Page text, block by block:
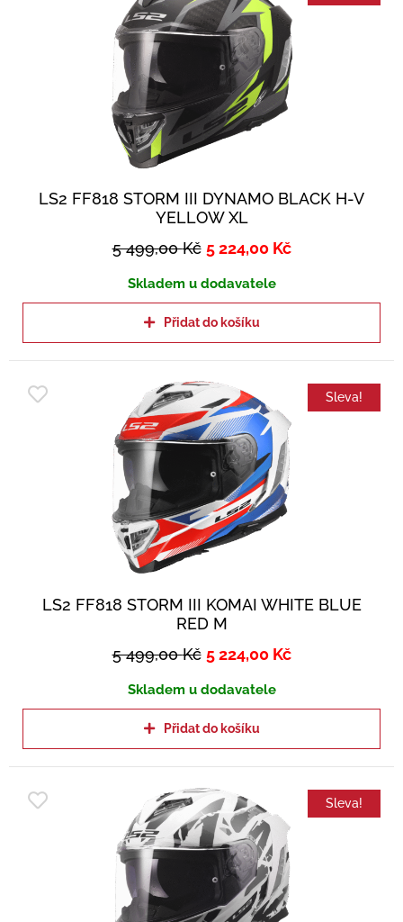
LS2 FF818 STORM III DYNAMO BLACK H-V
YELLOW XL
5 499,00Kč 5 224,00 Kč
Skladem u dodavatele
Přidat do košíku
Sleva!
LS2 FF818 STORM III KOMAI WHITE BLUE
RED M
5 499,00Kč 5 224,00 Kč
Skladem u dodavatele
Přidat do košíku
Sleva!